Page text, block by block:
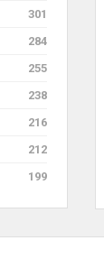
301
284
255
238
216
212
199